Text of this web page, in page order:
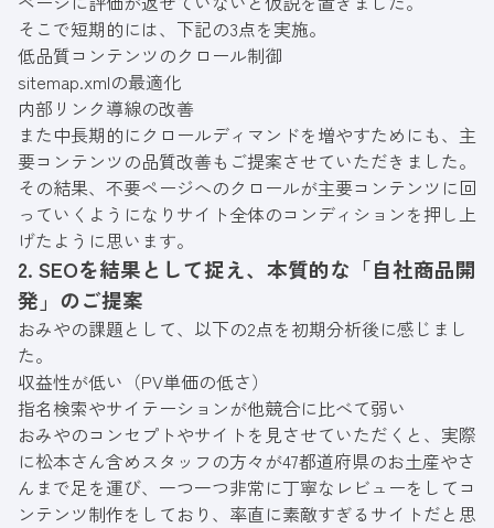
そこで短期的には、下記の3点を実施。
低品質コンテンツのクロール制御
sitemap.xmlの最適化
内部リンク導線の改善
また中長期的にクロールディマンドを増やすためにも、主
要コンテンツの品質改善もご提案させていただきました。
その結果、不要ページへのクロールが主要コンテンツに回
っていくようになりサイト全体のコンディションを押し上
げたように思います。
2. SEOを結果として捉え、本質的な「自社商品開
発」のご提案
おみやの課題として、以下の2点を初期分析後に感じまし
た。
収益性が低い（PV単価の低さ）
指名検索やサイテーションが他競合に比べて弱い
おみやのコンセプトやサイトを見させていただくと、実際
に松本さん含めスタッフの方々が47都道府県のお土産やさ
んまで足を運び、一つ一つ非常に丁寧なレビューをしてコ
ンテンツ制作をしており、率直に素敵すぎるサイトだと思